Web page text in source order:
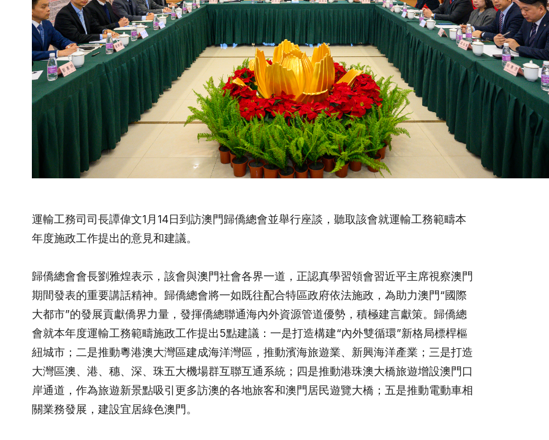
運輸工務司司長譚偉文1月14日到訪澳門歸僑總會並舉行座談，聽取該會就運輸工務範疇本
年度施政工作提出的意見和建議。
歸僑總會會長劉雅煌表示，該會與澳門社會各界一道，正認真學習領會習近平主席視察澳門
期間發表的重要講話精神。歸僑總會將一如既往配合特區政府依法施政，為助力澳門“國際
大都市”的發展貢獻僑界力量，發揮僑總聯通海內外資源管道優勢，積極建言獻策。歸僑總
會就本年度運輸工務範疇施政工作提出5點建議：一是打造構建“內外雙循環”新格局標桿樞
紐城市；二是推動粵港澳大灣區建成海洋灣區，推動濱海旅遊業、新興海洋產業；三是打造
大灣區澳、港、穗、深、珠五大機場群互聯互通系統；四是推動港珠澳大橋旅遊增設澳門口
岸通道，作為旅遊新景點吸引更多訪澳的各地旅客和澳門居民遊覽大橋；五是推動電動車相
關業務發展，建設宜居綠色澳門。